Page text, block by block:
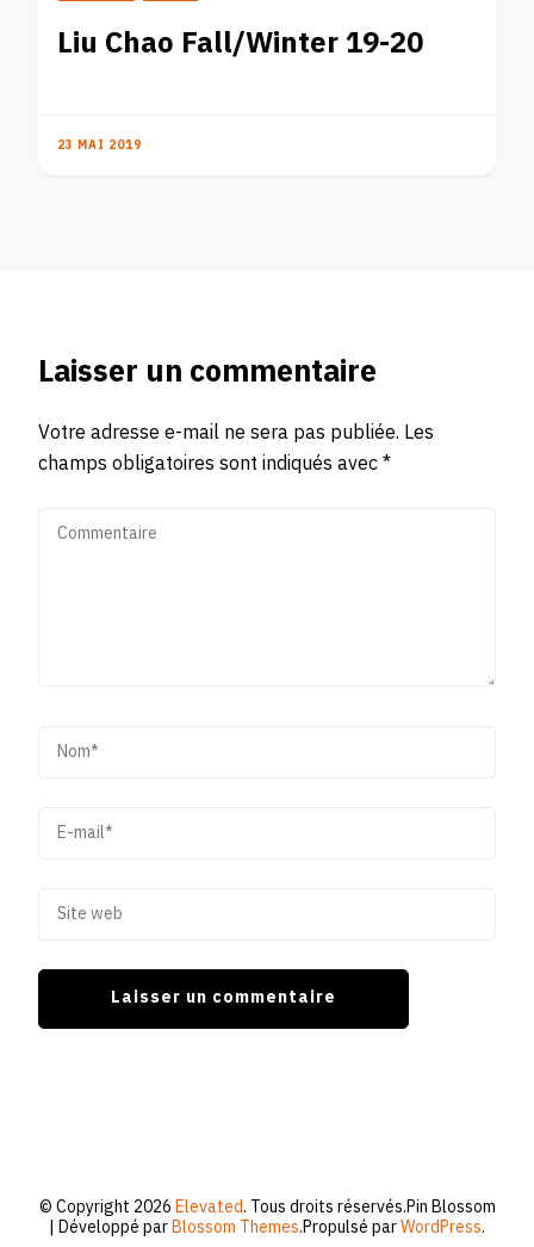
Liu Chao Fall/Winter 19-20
23 MAI 2019
Laisser un commentaire
Votre adresse e-mail ne sera pas publiée. Les
champs obligatoires sont indiqués avec*
© Copyright 2026Elevated. Tous droits réservés.Pin Blossom
| Développé parBlossom Themes.Propulsé parWordPress.